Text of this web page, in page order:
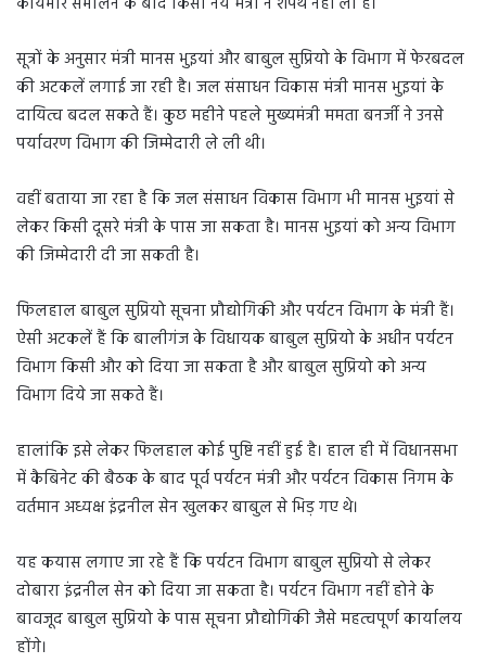
सूत्रों के अनुसार मंत्री मानस भुइयां और बाबुल सुप्रियो के विभाग में फेरबदल
की अटकलें लगाई जा रही है। जल संसाधन विकास मंत्री मानस भुइयां के
दायित्व बदल सकते हैं। कुछ महीने पहले मुख्यमंत्री ममता बनर्जी ने उनसे
पर्यावरण विभाग की जिम्मेदारी ले ली थी।
वहीं बताया जा रहा है कि जल संसाधन विकास विभाग भी मानस भुइयां से
लेकर किसी दूसरे मंत्री के पास जा सकता है। मानस भुइयां को अन्य विभाग
की जिम्मेदारी दी जा सकती है।
फिलहाल बाबुल सुप्रियो सूचना प्रौद्योगिकी और पर्यटन विभाग के मंत्री हैं।
ऐसी अटकलें हैं कि बालीगंज के विधायक बाबुल सुप्रियो के अधीन पर्यटन
विभाग किसी और को दिया जा सकता है और बाबुल सुप्रियो को अन्य
विभाग दिये जा सकते हैं।
हालांकि इसे लेकर फिलहाल कोई पुष्टि नहीं हुई है। हाल ही में विधानसभा
में कैबिनेट की बैठक के बाद पूर्व पर्यटन मंत्री और पर्यटन विकास निगम के
वर्तमान अध्यक्ष इंद्रनील सेन खुलकर बाबुल से भिड़ गए थे।
यह कयास लगाए जा रहे हैं कि पर्यटन विभाग बाबुल सुप्रियो से लेकर
दोबारा इंद्रनील सेन को दिया जा सकता है। पर्यटन विभाग नहीं होने के
बावजूद बाबुल सुप्रियो के पास सूचना प्रौद्योगिकी जैसे महत्वपूर्ण कार्यालय
होंगे।